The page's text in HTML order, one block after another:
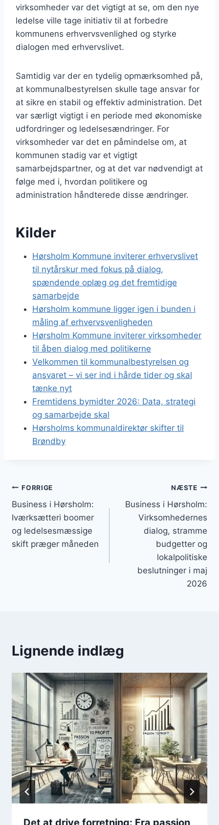
virksomheder var det vigtigt at se, om den nye
ledelse ville tage initiativ til at forbedre
kommunens erhvervsvenlighed og styrke
dialogen med erhvervslivet.
Samtidig var der en tydelig opmærksomhed på,
at kommunalbestyrelsen skulle tage ansvar for
at sikre en stabil og effektiv administration. Det
var særligt vigtigt i en periode med økonomiske
udfordringer og ledelsesændringer. For
virksomheder var det en påmindelse om, at
kommunen stadig var et vigtigt
samarbejdspartner, og at det var nødvendigt at
følge med i, hvordan politikere og
administration håndterede disse ændringer.
Kilder
Hørsholm Kommune inviterer erhvervslivet
til nytårskur med fokus på dialog,
spændende oplæg og det fremtidige
samarbejde
Hørsholm kommune ligger igen i bunden i
måling af erhvervsvenligheden
Hørsholm Kommune inviterer virksomheder
til åben dialog med politikerne
Velkommen til kommunalbestyrelsen og
ansvaret – vi ser ind i hårde tider og skal
tænke nyt
Fremtidens bymidter 2026: Data, strategi
og samarbejde skal
Hørsholms kommunaldirektør skifter til
Brøndby
Indlægsnavigation
FORRIGE
Business i Hørsholm:
Iværksætteri boomer
og ledelsesmæssige
skift præger måneden
NÆSTE
Business i Hørsholm:
Virksomhedernes
dialog, stramme
budgetter og
lokalpolitiske
beslutninger i maj
2026
Lignende indlæg
Det at drive forretning: Fra passion